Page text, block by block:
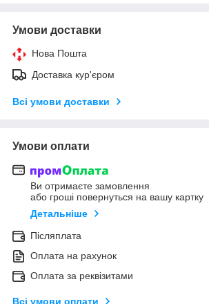
Умови доставки
Нова Пошта
Доставка кур'єром
Всі умови доставки
Умови оплати
Ви отримаєте замовлення
або гроші повернуться на вашу картку
Детальніше
Післяплата
Оплата на рахунок
Оплата за реквізитами
Всі умови оплати